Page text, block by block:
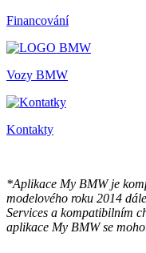
Financování
Vozy BMW
Kontakty
*Aplikace My BMW je
modelového roku 2014
Services a kompatibilním
aplikace My BMW se